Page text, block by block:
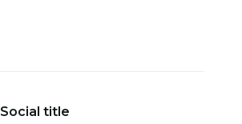
Social title